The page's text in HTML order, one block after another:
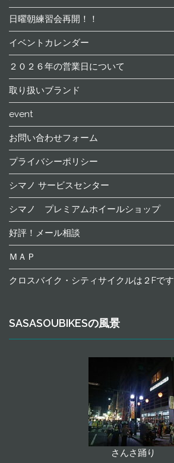
日曜朝練習会再開！！
イベントカレンダー
２０２６年の営業日について
取り扱いブランド
event
お問い合わせフォーム
プライバシーポリシー
シマノ サービスセンター
シマノ プレミアムホイールショップ
好評！メール相談
ＭＡＰ
クロスバイク・シティサイクルは２Fです
SASASOUBIKESの風景
さんさ踊り